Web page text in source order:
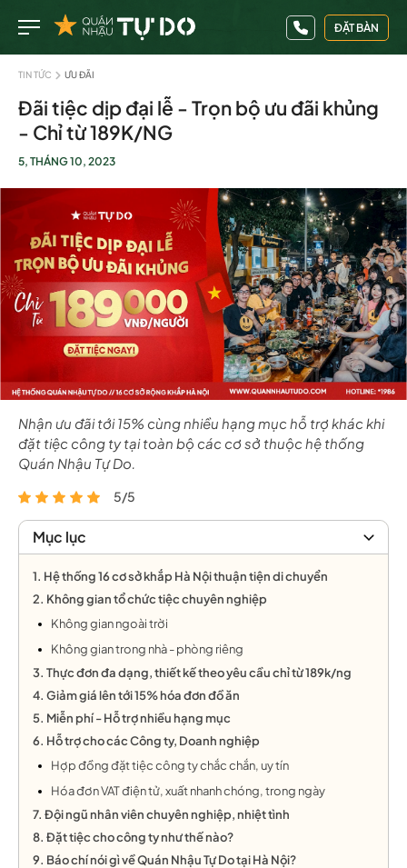
ĐẶT BÀN
TIN TỨC ƯU ĐÃI
Đãi tiệc dịp đại lễ - Trọn bộ ưu đãi khủng
- Chỉ từ 189K/NG
5, THÁNG 10, 2023
Nhận ưu đãi tới 15% cùng nhiều hạng mục hỗ trợ khác khi
đặt tiệc công ty tại toàn bộ các cơ sở thuộc hệ thống
Quán Nhậu Tự Do.
5/5
Mục lục
1. Hệ thống 16 cơ sở khắp Hà Nội thuận tiện di chuyển
2. Không gian tổ chức tiệc chuyên nghiệp
Không gian ngoài trời
Không gian trong nhà - phòng riêng
3. Thực đơn đa dạng, thiết kế theo yêu cầu chỉ từ 189k/ng
4. Giảm giá lên tới 15% hóa đơn đồ ăn
5. Miễn phí - Hỗ trợ nhiều hạng mục
6. Hỗ trợ cho các Công ty, Doanh nghiệp
Hợp đồng đặt tiệc công ty chắc chắn, uy tín
Hóa đơn VAT điện tử, xuất nhanh chóng, trong ngày
7. Đội ngũ nhân viên chuyên nghiệp, nhiệt tình
8. Đặt tiệc cho công ty như thế nào?
9. Báo chí nói gì về Quán Nhậu Tự Do tại Hà Nội?